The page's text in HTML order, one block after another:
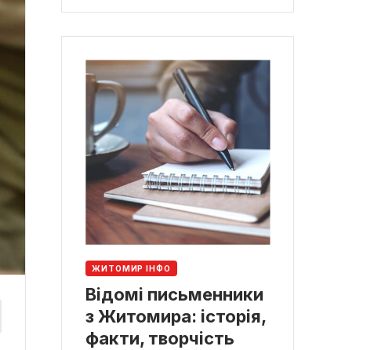
ЖИТОМИР ІНФО
Відомі письменники
з Житомира: історія,
факти, творчість